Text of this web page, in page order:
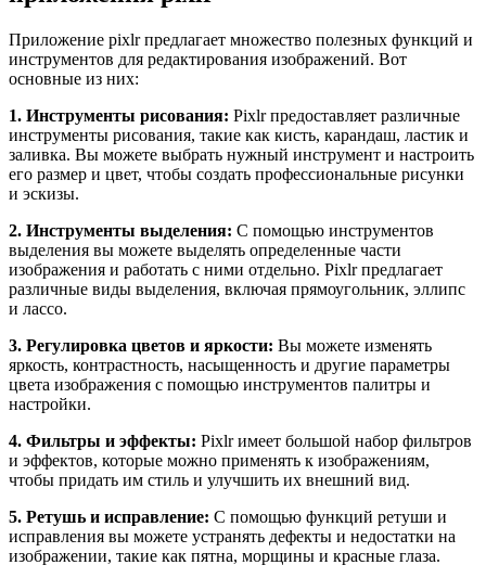
Приложение pixlr предлагает множество полезных функций и
инструментов для редактирования изображений. Вот
основные из них:
1. Инструменты рисования: Pixlr предоставляет различные
инструменты рисования, такие как кисть, карандаш, ластик и
заливка. Вы можете выбрать нужный инструмент и настроить
его размер и цвет, чтобы создать профессиональные рисунки
и эскизы.
2. Инструменты выделения: С помощью инструментов
выделения вы можете выделять определенные части
изображения и работать с ними отдельно. Pixlr предлагает
различные виды выделения, включая прямоугольник, эллипс
и лассо.
3. Регулировка цветов и яркости: Вы можете изменять
яркость, контрастность, насыщенность и другие параметры
цвета изображения с помощью инструментов палитры и
настройки.
4. Фильтры и эффекты: Pixlr имеет большой набор фильтров
и эффектов, которые можно применять к изображениям,
чтобы придать им стиль и улучшить их внешний вид.
5. Ретушь и исправление: С помощью функций ретуши и
исправления вы можете устранять дефекты и недостатки на
изображении, такие как пятна, морщины и красные глаза.